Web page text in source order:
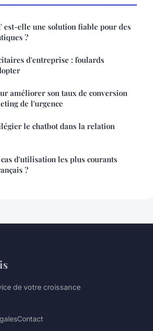
est-elle une solution fiable pour des
?
d'entreprise : foulards
améliorer son taux de conversion
de l'urgence
le chatbot dans la relation
d'utilisation les plus courants
?
de votre croissance
Contact